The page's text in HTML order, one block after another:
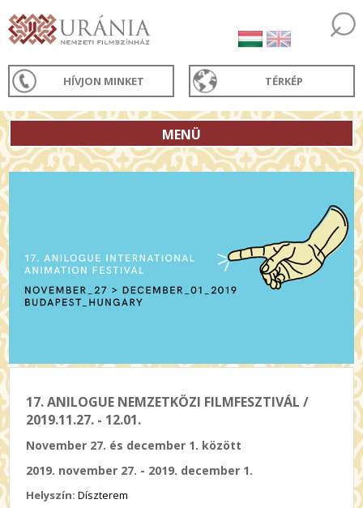
HÍVJON MINKET TÉRKÉP
MENÜ
17. ANILOGUE NEMZETKÖZI FILMFESZTIVÁL /
2019.11.27. - 12.01.
November 27. és december 1. között
2019. november 27. - 2019. december 1.
Helyszín:Díszterem